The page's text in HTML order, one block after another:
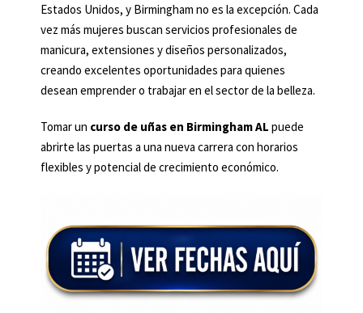
Estados Unidos, y Birmingham no es la excepción. Cada
vez más mujeres buscan servicios profesionales de
manicura, extensiones y diseños personalizados,
creando excelentes oportunidades para quienes
desean emprender o trabajar en el sector de la belleza.
Tomar un curso de uñas en Birmingham AL puede
abrirte las puertas a una nueva carrera con horarios
flexibles y potencial de crecimiento económico.